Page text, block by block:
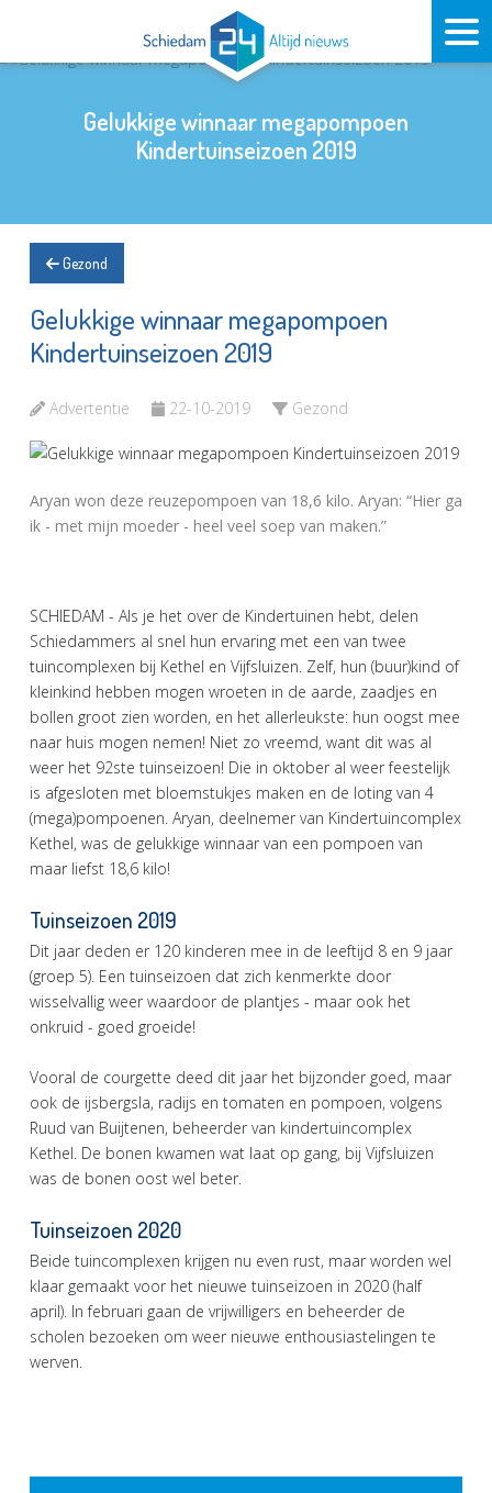
Gelukkige winnaar megapompoen
Kindertuinseizoen 2019
Gezond
Gelukkige winnaar megapompoen
Kindertuinseizoen 2019
Advertentie 22-10-2019 Gezond
Aryan won deze reuzepompoen van 18,6 kilo. Aryan: “Hier ga
ik - met mijn moeder - heel veel soep van maken.”
SCHIEDAM - Als je het over de Kindertuinen hebt, delen
Schiedammers al snel hun ervaring met een van twee
tuincomplexen bij Kethel en Vijfsluizen. Zelf, hun (buur)kind of
kleinkind hebben mogen wroeten in de aarde, zaadjes en
bollen groot zien worden, en het allerleukste: hun oogst mee
naar huis mogen nemen! Niet zo vreemd, want dit was al
weer het 92ste tuinseizoen! Die in oktober al weer feestelijk
is afgesloten met bloemstukjes maken en de loting van 4
(mega)pompoenen. Aryan, deelnemer van Kindertuincomplex
Kethel, was de gelukkige winnaar van een pompoen van
maar liefst 18,6 kilo!
Tuinseizoen 2019
Dit jaar deden er 120 kinderen mee in de leeftijd 8 en 9 jaar
(groep 5). Een tuinseizoen dat zich kenmerkte door
wisselvallig weer waardoor de plantjes - maar ook het
onkruid - goed groeide!
Vooral de courgette deed dit jaar het bijzonder goed, maar
ook de ijsbergsla, radijs en tomaten en pompoen, volgens
Ruud van Buijtenen, beheerder van kindertuincomplex
Kethel. De bonen kwamen wat laat op gang, bij Vijfsluizen
was de bonen oost wel beter.
Tuinseizoen 2020
Beide tuincomplexen krijgen nu even rust, maar worden wel
klaar gemaakt voor het nieuwe tuinseizoen in 2020 (half
april). In februari gaan de vrijwilligers en beheerder de
scholen bezoeken om weer nieuwe enthousiastelingen te
werven.